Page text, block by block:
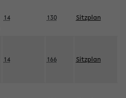
14 130 Sitzplan
14 166 Sitzplan